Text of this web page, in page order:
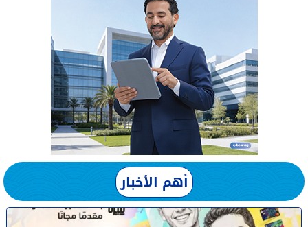
أهم الأخبار